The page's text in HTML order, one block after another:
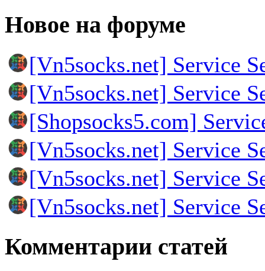
Новое на форуме
[Vn5socks.net] Service
[Vn5socks.net] Service
[Shopsocks5.com]
[Vn5socks.net] Service
[Vn5socks.net] Service
[Vn5socks.net] Service
Комментарии статей